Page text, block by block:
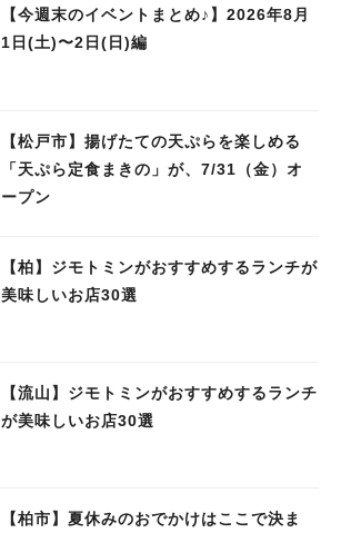
【今週末のイベントまとめ♪】2026年8月
1日(土)〜2日(日)編
【松戸市】揚げたての天ぷらを楽しめる
「天ぷら定食まきの」が、7/31（金）オ
ープン
【柏】ジモトミンがおすすめするランチが
美味しいお店30選
【流山】ジモトミンがおすすめするランチ
が美味しいお店30選
【柏市】夏休みのおでかけはここで決ま